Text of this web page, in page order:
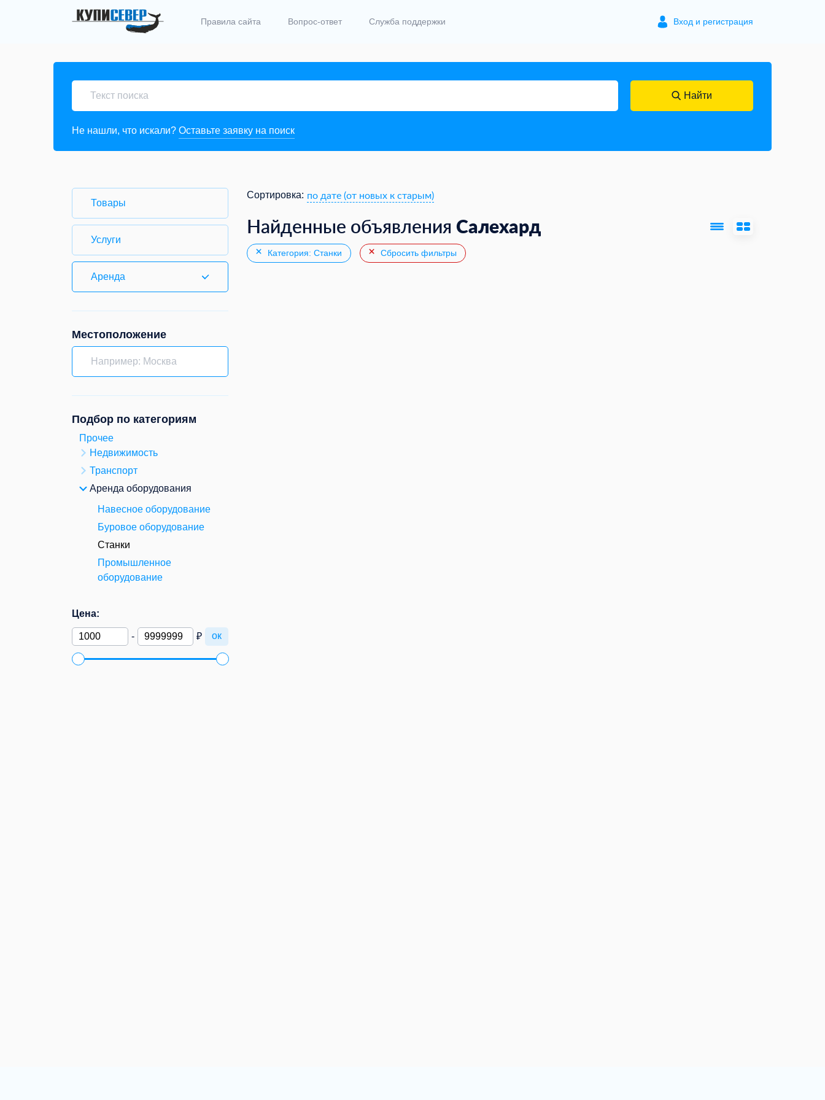
Правила сайта Вопрос-ответ Служба поддержки Вход и регистрация
Найти
Не нашли, что искали? Оставьте заявку на поиск
Товары
Услуги
Аренда
Местоположение
Подбор по категориям
Прочее
Недвижимость
Транспорт
Аренда оборудования
Навесное оборудование
Буровое оборудование
Станки
Промышленное
оборудование
Цена:
- ₽ ок
Сортировка: по дате (от новых к старым)
Найденные объявления Салехард
Категория: Станки Сбросить фильтры